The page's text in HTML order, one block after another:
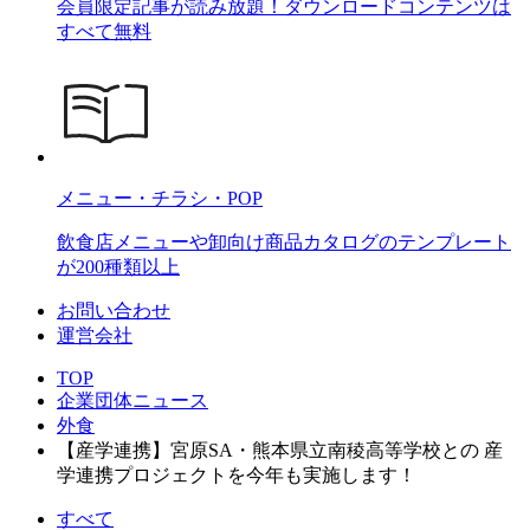
会員限定記事が読み放題！ダウンロードコンテンツは
すべて無料
メニュー・チラシ・POP
飲食店メニューや卸向け商品カタログのテンプレート
が200種類以上
お問い合わせ
運営会社
TOP
企業団体ニュース
外食
【産学連携】宮原SA・熊本県立南稜高等学校との 産
学連携プロジェクトを今年も実施します！
すべて